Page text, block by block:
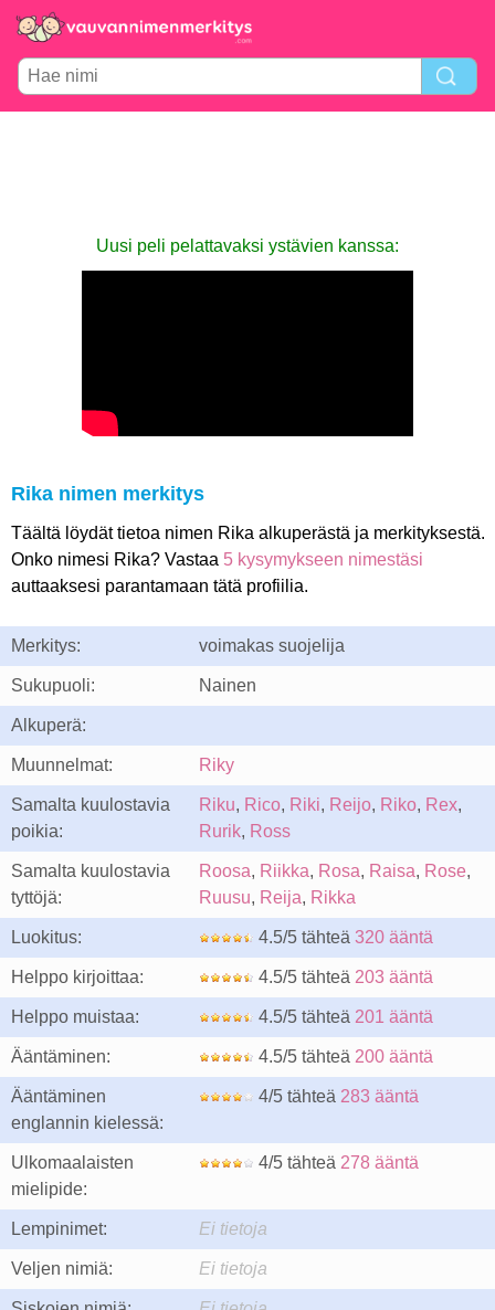
Uusi peli pelattavaksi ystävien kanssa:
Rika nimen merkitys
Täältä löydät tietoa nimen Rika alkuperästä ja merkityksestä.
Onko nimesi Rika? Vastaa 5 kysymykseen nimestäsi
auttaaksesi parantamaan tätä profiilia.
Merkitys: voimakas suojelija
Sukupuoli: Nainen
Alkuperä:
Muunnelmat: Riky
Samalta kuulostavia
poikia:
Riku, Rico, Riki, Reijo, Riko, Rex,
Rurik, Ross
Samalta kuulostavia
tyttöjä:
Roosa, Riikka, Rosa, Raisa, Rose,
Ruusu, Reija, Rikka
Luokitus: 4.5/5 tähteä 320 ääntä
Helppo kirjoittaa: 4.5/5 tähteä 203 ääntä
Helppo muistaa: 4.5/5 tähteä 201 ääntä
Ääntäminen: 4.5/5 tähteä 200 ääntä
Ääntäminen
englannin kielessä:
4/5 tähteä 283 ääntä
Ulkomaalaisten
mielipide:
4/5 tähteä 278 ääntä
Lempinimet: Ei tietoja
Veljen nimiä: Ei tietoja